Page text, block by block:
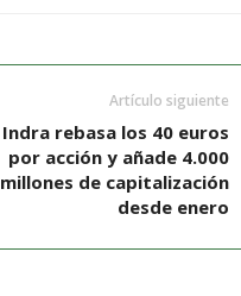
Artículo siguiente
Indra rebasa los 40 euros
por acción y añade 4.000
millones de capitalización
desde enero